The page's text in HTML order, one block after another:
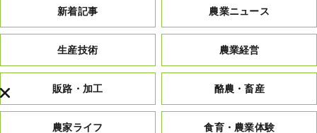
新着記事 農業ニュース
生産技術 農業経営
販路・加工 酪農・畜産
農家ライフ 食育・農業体験